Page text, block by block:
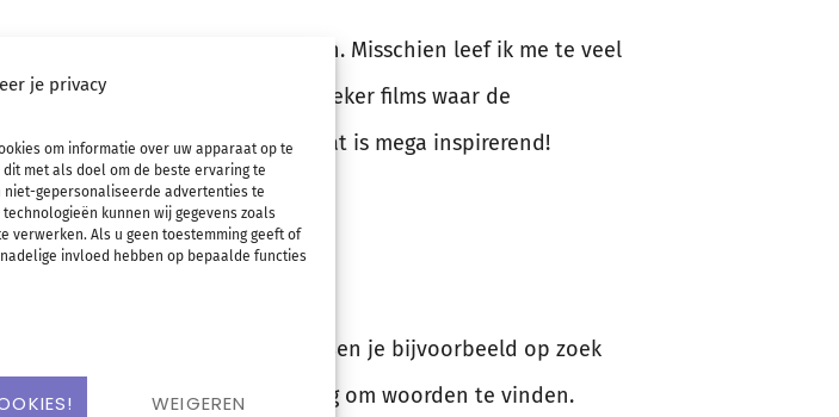
je privacy
om informatie over uw apparaat op te
met als doel om de beste ervaring te
niet-gepersonaliseerde advertenties te
kunnen wij gegevens zoals
verwerken. Als u geen toestemming geeft of
invloed hebben op bepaalde functies
WEIGEREN
zin om aan de slag te gaan. Misschien leef ik me te veel
goed en dus kan ik het ook”. Zeker films waar de
me het“just do it”-gevoel. En dat is mega inspirerend!
gebruiken als inspiratiebron. Ben je bijvoorbeeld op zoek
en Thesaurus(Engels) handig om woorden te vinden.